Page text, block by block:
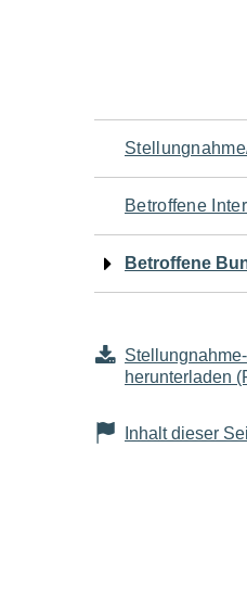
für
den
Betroffene
Betroffene
herunterladen
Inhalt dieser